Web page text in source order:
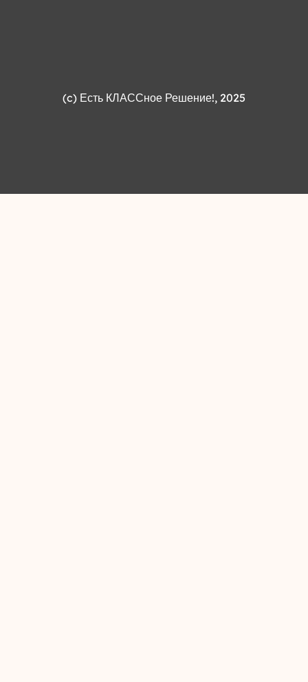
(c) Есть КЛАССное Решение!, 2025